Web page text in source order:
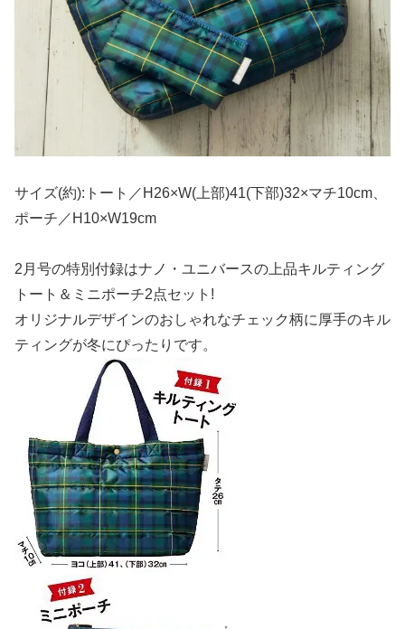
サイズ(約):トート／H26×W(上部)41(下部)32×マチ10cm、
ポーチ／H10×W19cm
2月号の特別付録はナノ・ユニバースの上品キルティング
トート＆ミニポーチ2点セット!
オリジナルデザインのおしゃれなチェック柄に厚手のキル
ティングが冬にぴったりです。